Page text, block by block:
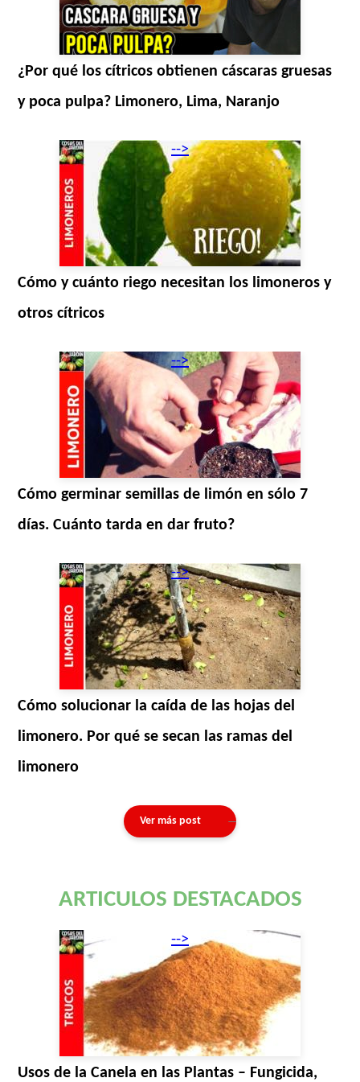
¿Por qué los cítricos obtienen cáscaras gruesas
y poca pulpa? Limonero, Lima, Naranjo
-->
Cómo y cuánto riego necesitan los limoneros y
otros cítricos
-->
Cómo germinar semillas de limón en sólo 7
días. Cuánto tarda en dar fruto?
-->
Cómo solucionar la caída de las hojas del
limonero. Por qué se secan las ramas del
limonero
Ver más post
ARTICULOS DESTACADOS
-->
Usos de la Canela en las Plantas – Fungicida,